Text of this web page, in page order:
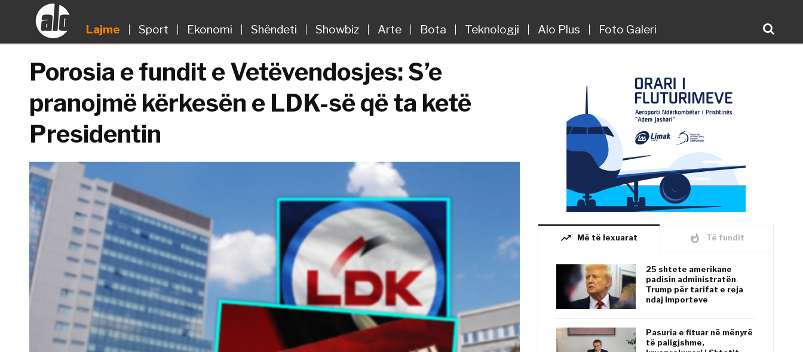
Lajme Sport Ekonomi Shëndeti Showbiz Arte Bota Teknologji Alo Plus Foto Galeri
Porosia e fundit e Vetëvendosjes: S’e
pranojmë kërkesën e LDK-së që ta ketë
Presidentin
trending_up Më të lexuarat whatshot Të fundit
25 shtete amerikane
padisin administratën
Trump për tarifat e reja
ndaj importeve
Pasuria e fituar në mënyrë
të paligjshme,